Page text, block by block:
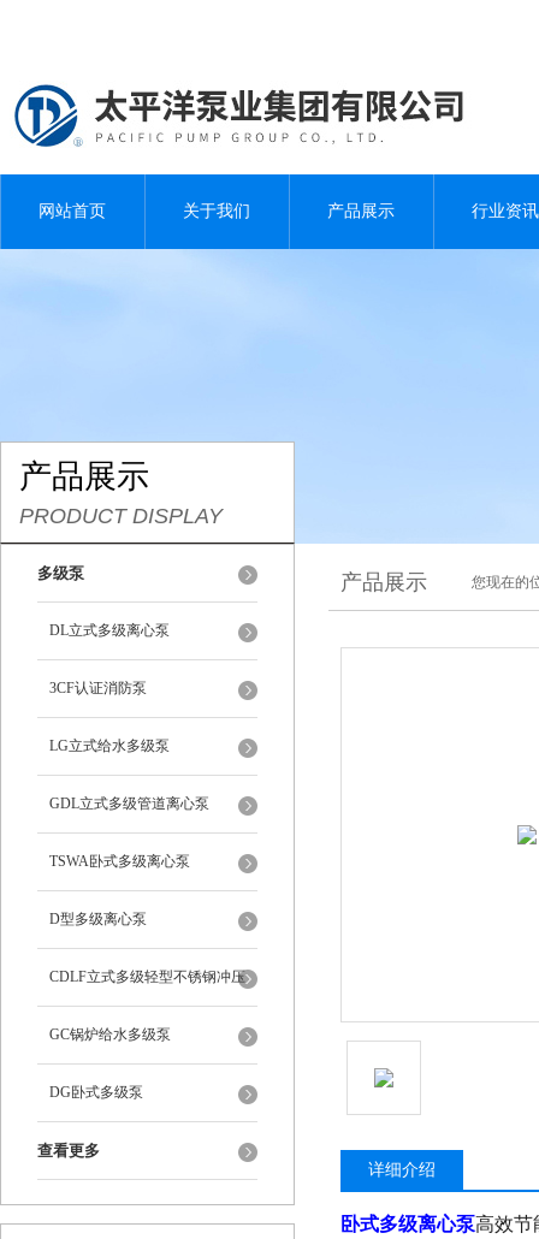
网站首页 关于我们 产品展示 行业资讯
产品展示
PRODUCT DISPLAY
多级泵
DL立式多级离心泵
3CF认证消防泵
LG立式给水多级泵
GDL立式多级管道离心泵
TSWA卧式多级离心泵
D型多级离心泵
CDLF立式多级轻型不锈钢冲压
泵
GC锅炉给水多级泵
DG卧式多级泵
查看更多
产品展示 您现在的
详细介绍
卧式多级离心泵高效节